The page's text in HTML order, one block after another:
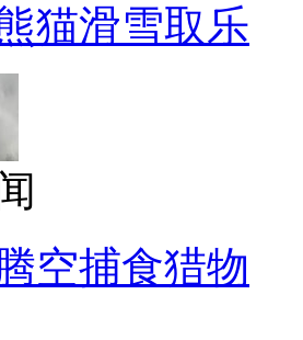
猫滑雪取乐
空捕食猎物